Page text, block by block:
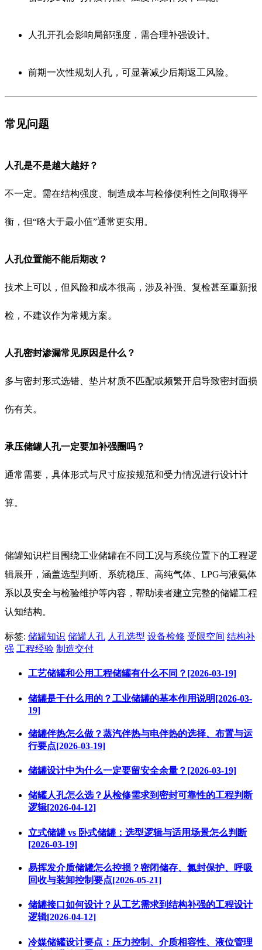
人孔开孔会影响局部强度，需合理补强设计。
前期一次性规划人孔，可显著减少后期返工风险。
常见问题
人孔是不是越大越好？
不一定。需在结构强度、制造成本与检修便利性之间取得平
衡，但“略大于最小值”通常更实用。
人孔位置能不能后期改？
技术上可以，但风险和成本很高，涉及补强、复检甚至重新报
检，不建议作为常规方案。
人孔密封渗漏常见原因是什么？
多与密封形式选错、垫片材质不匹配或频繁开启导致密封面损
伤有关。
承压储罐人孔一定要加补强圈吗？
通常需要，具体形式与尺寸应按规范和受力情况进行设计计
算。
储罐知识栏目围绕工业储罐在不同工况与系统位置下的工程逻
辑展开，涵盖选型判断、系统稳压、高纯气体、LPG与液氨体
系以及安全与检验维护等内容，帮助读者建立完整的储罐工程
认知结构。
标签: 储罐知识 储罐人孔 人孔选型 设备检修 受限空间 结构补
强 工程经验 制造交付
工艺储罐和公用工程储罐有什么不同？[2026-03-19]
储罐是干什么用的？工业储罐的基本作用说明[2026-03-
19]
储罐伴热怎么做？蒸汽伴热与电伴热的选择、布置与运
行要点[2026-03-19]
储罐设计中为什么一定要留安全余量？[2026-03-19]
储罐人孔怎么选？从检修需求到密封可靠性的工程判断
逻辑[2026-04-12]
立式储罐 vs 卧式储罐：选型逻辑与适用场景怎么判断
[2026-03-19]
易挥发介质储罐怎么控损？密闭储存、氮封保护、呼吸
回收与装卸控制要点[2026-05-21]
储罐接口如何设计？从工艺需求到结构补强的工程设计
逻辑[2026-04-12]
冷媒储罐设计要点：压力控制、介质相容性、液位管理